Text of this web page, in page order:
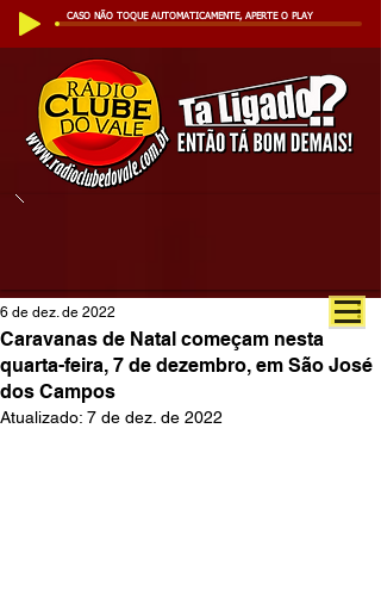
CASO NÃO TOQUE AUTOMATICAMENTE, APERTE O PLAY
Caravanas de Natal começam nesta
quarta-feira, 7 de dezembro, em São José
dos Campos
6 de dez. de 2022
Atualizado: 7 de dez. de 2022